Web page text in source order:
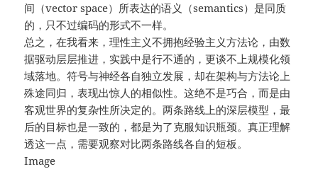
间（vector space）所表达的语义（semantics）是同质
的，只不过编码的形式不⼀样。
总之，在我看来，理性主义不拥抱经验主义方法论，由数
据驱动层层推进，实践中是行不通的，更谈不上规模化领
域落地。符号与神经各自独立发展，却在架构与方法论上
殊途同归，表现出惊人的相似性。这绝不是巧合，而是由
客观世界的复杂性所决定的。两条路线上的深层模型，最
后的目标也是一致的，都是为了克服知识瓶颈。真正理解
透这一点，需要观察对比两条路线各自的短板。
Image